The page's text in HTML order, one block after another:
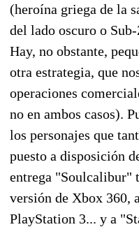
(heroína griega de la
del lado oscuro o
Hay, no obstante,
otra estrategia, que
operaciones
no en ambos casos).
los personajes que
puesto a disposición
entrega "Soulcalibur"
versión de Xbox 360,
PlayStation 3... y a